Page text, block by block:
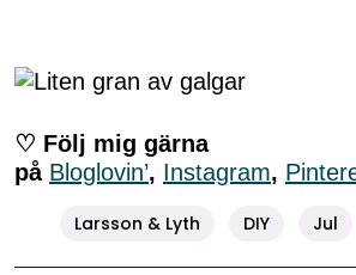
♡ Följ mig gärna
på Bloglovin’, Instagram,
Larsson & Lyth DIY Jul